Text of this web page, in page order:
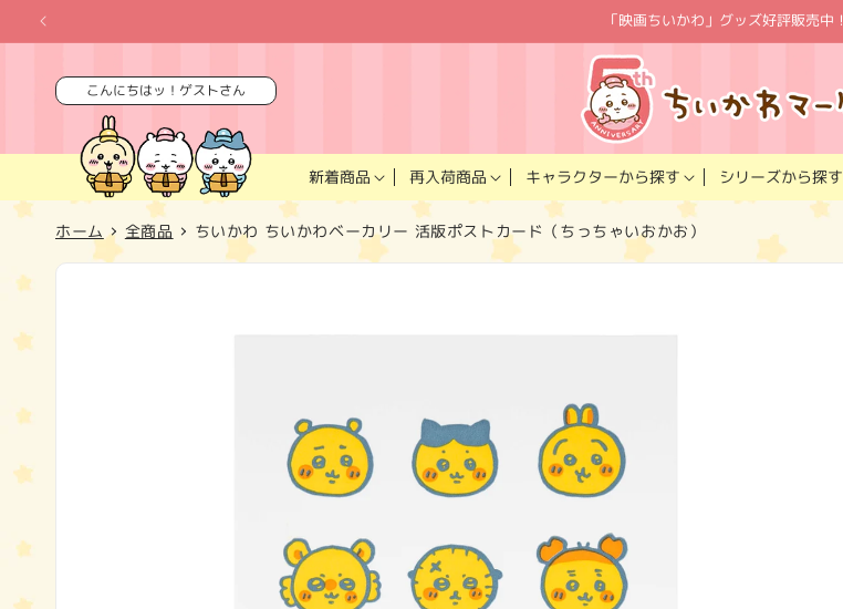
ンツに
進む
「映画ちいかわ」グッズ好評販売中！
こんにちはッ！ゲストさん
新着商品 再入荷商品 キャラクターから探す シリーズから探す
ホーム 全商品 ちいかわ ちいかわベーカリー 活版ポストカード（ちっちゃいおかお）